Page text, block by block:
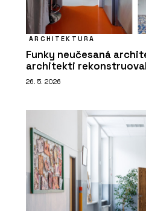
ARCHITEKTURA
Funky neučesaná
architekti
26. 5. 2026